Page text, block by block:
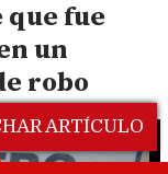
fue
un
robo
ARTÍCULO